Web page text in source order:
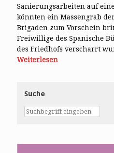
Sanierungsarbeiten auf
könnten ein Massengrab
Brigaden zum Vorschein
Freiwillige des Spanische
des Friedhofs verscharrt
Weiterlesen
Suche